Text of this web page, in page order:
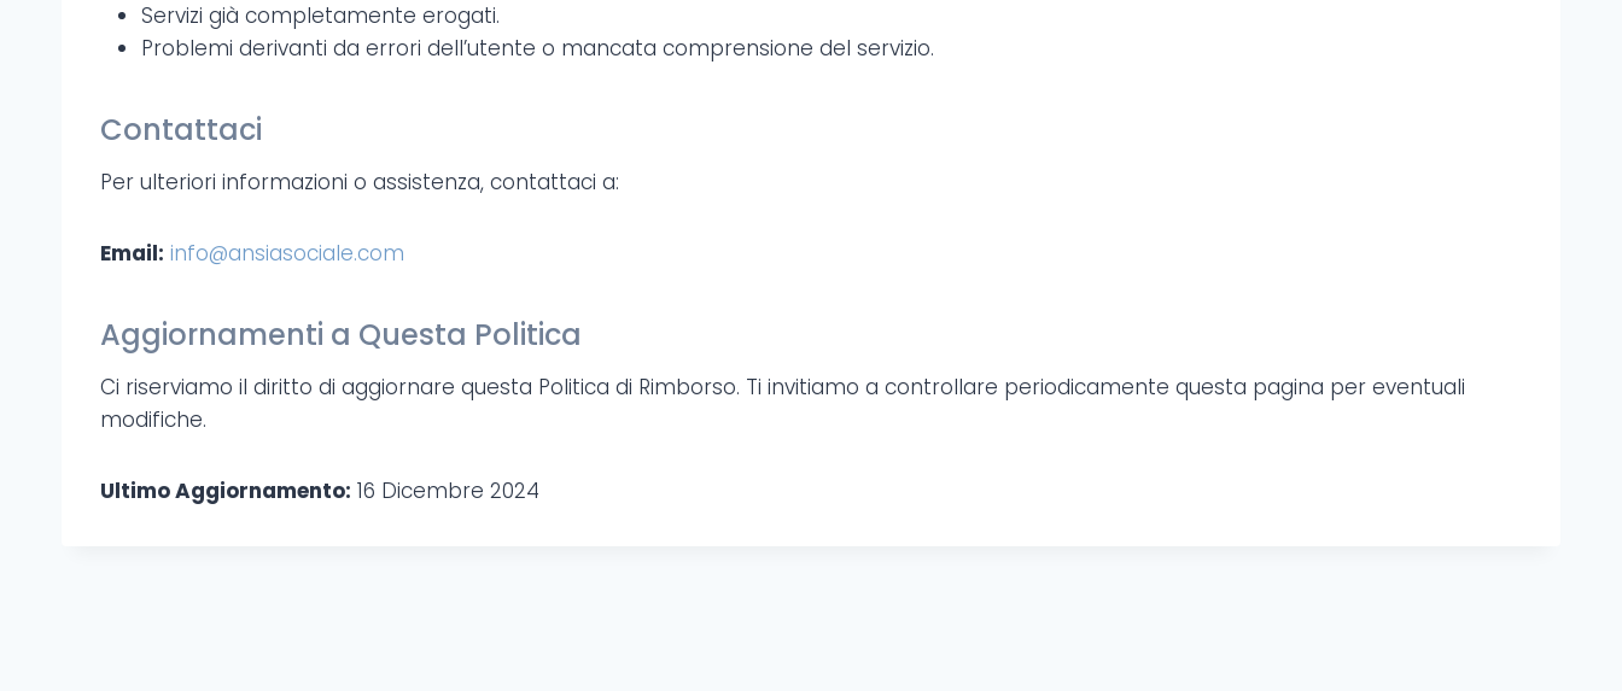
Servizi già completamente erogati.
Problemi derivanti da errori dell’utente o mancata comprensione del servizio.
Contattaci
Per ulteriori informazioni o assistenza, contattaci a:
Email: info@ansiasociale.com
Aggiornamenti a Questa Politica
Ci riserviamo il diritto di aggiornare questa Politica di Rimborso. Ti invitiamo a controllare periodicamente questa pagina per eventuali
modifiche.
Ultimo Aggiornamento: 16 Dicembre 2024